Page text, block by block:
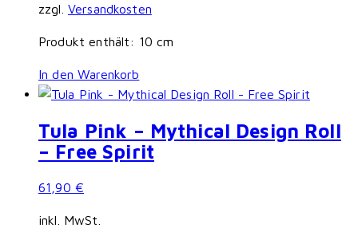
zzgl. Versandkosten
Produkt enthält: 10 cm
In den Warenkorb
Tula Pink – Mythical Design Roll
– Free Spirit
61,90 €
inkl. MwSt.